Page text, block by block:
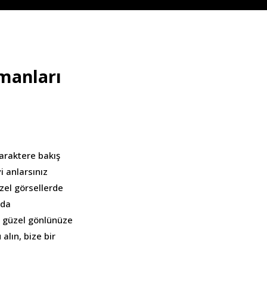
bakış
görsellerde
güzel gönlünüze
bize bir